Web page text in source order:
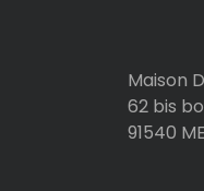
l
e
Maison
62 bis
91540